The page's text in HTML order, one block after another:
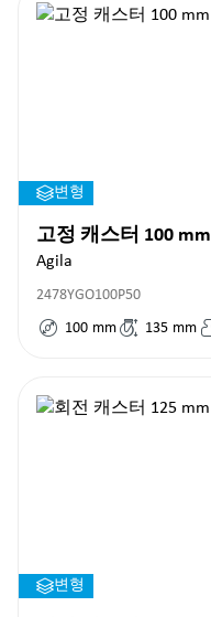
변형
고정 캐스터 100 mm
Agila
2478YGO100P50
100 mm 135 mm
변형